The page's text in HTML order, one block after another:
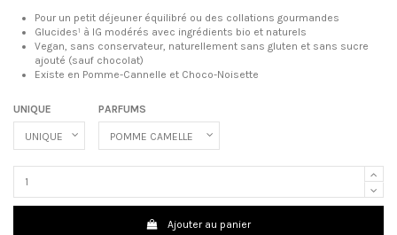
Pour un petit déjeuner équilibré ou des collations gourmandes
Glucides¹ à IG modérés avec ingrédients bio et naturels
Vegan, sans conservateur, naturellement sans gluten et sans sucre
ajouté (sauf chocolat)
Existe en Pomme-Cannelle et Choco-Noisette
UNIQUE PARFUMS
Ajouter au panier